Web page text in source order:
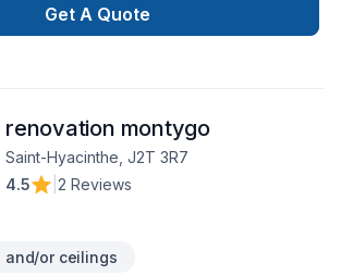
de planchers et autres projets sur
Get A Quote
renovation montygo
Saint-Hyacinthe, J2T 3R7
4.5
2 Reviews
and/or ceilings